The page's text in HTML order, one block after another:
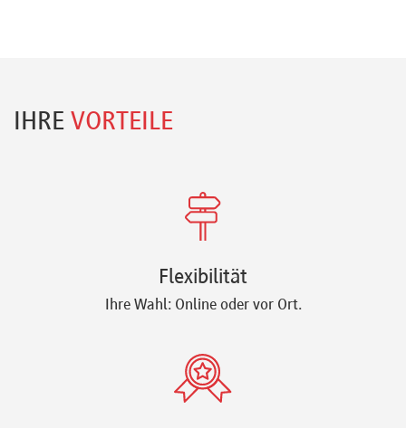
IHRE VORTEILE
Flexibilität
Ihre Wahl: Online oder vor Ort.